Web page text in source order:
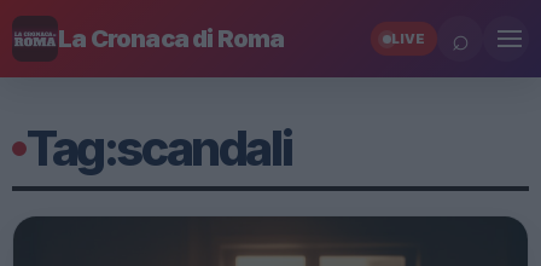
La Cronaca di Roma LIVE ⌕
Tag:scandali